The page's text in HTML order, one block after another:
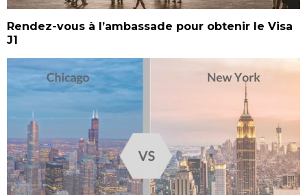
Rendez-vous à l’ambassade pour obtenir le Visa
J1